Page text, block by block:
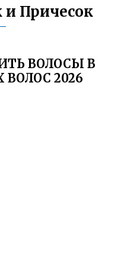
Причесок
ВОЛОСЫ В
2026